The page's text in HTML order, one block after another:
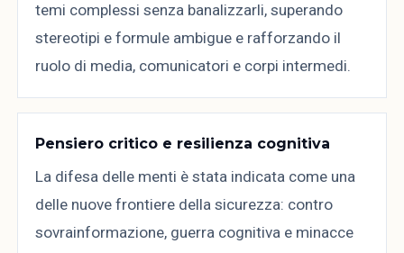
temi complessi senza banalizzarli, superando
stereotipi e formule ambigue e rafforzando il
ruolo di media, comunicatori e corpi intermedi.
Pensiero critico e resilienza cognitiva
La difesa delle menti è stata indicata come una
delle nuove frontiere della sicurezza: contro
sovrainformazione, guerra cognitiva e minacce